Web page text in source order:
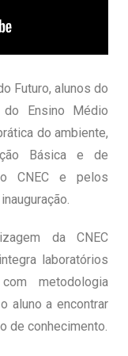
Futuro, alunos do
Ensino Médio
do ambiente,
Básica e de
CNEC e pelos
da CNEC
laboratórios
metodologia
aluno a encontrar
de conhecimento.